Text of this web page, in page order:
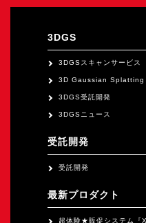
求人申込み
3DGS
3DGSスキャンサービス
3D Gaussian Splatting
3DGS受託開発
3DGSニュース
受託開発
受託開発
最新プロダクト
超体験★販促システム『